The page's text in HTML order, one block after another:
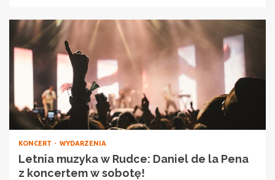
KONCERT WYDARZENIA
Letnia muzyka w Rudce: Daniel de la Pena
z koncertem w sobotę!